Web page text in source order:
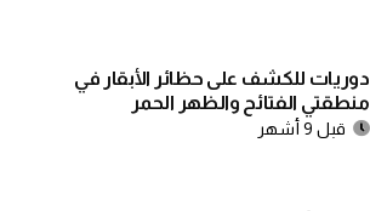
دوريات للكشف على حظائر الأبقار في
منطقتي الفتائح والظهر الحمر
قبل 9 أشهر